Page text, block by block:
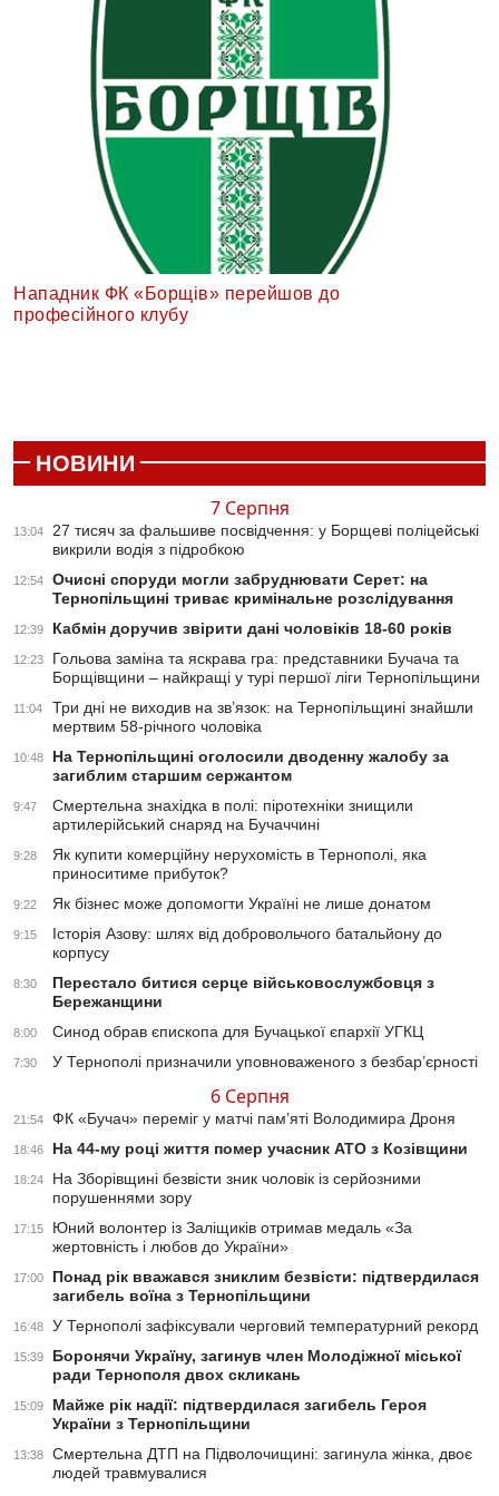
Нападник ФК «Борщів» перейшов до
професійного клубу
НОВИНИ
7 Серпня
13:04
27 тисяч за фальшиве посвідчення: у Борщеві поліцейські
викрили водія з підробкою
12:54
Очисні споруди могли забруднювати Серет: на
Тернопільщині триває кримінальне розслідування
12:39 Кабмін доручив звірити дані чоловіків 18-60 років
12:23
Гольова заміна та яскрава гра: представники Бучача та
Борщівщини – найкращі у турі першої ліги Тернопільщини
11:04
Три дні не виходив на зв’язок: на Тернопільщині знайшли
мертвим 58-річного чоловіка
10:48
На Тернопільщині оголосили дводенну жалобу за
загиблим старшим сержантом
9:47
Смертельна знахідка в полі: піротехніки знищили
артилерійський снаряд на Бучаччині
9:28
Як купити комерційну нерухомість в Тернополі, яка
приноситиме прибуток?
9:22 Як бізнес може допомогти Україні не лише донатом
9:15
Історія Азову: шлях від добровольчого батальйону до
корпусу
8:30
Перестало битися серце військовослужбовця з
Бережанщини
8:00 Синод обрав єпископа для Бучацької єпархії УГКЦ
7:30 У Тернополі призначили уповноваженого з безбар’єрності
6 Серпня
21:54 ФК «Бучач» переміг у матчі пам’яті Володимира Дроня
18:46 На 44-му році життя помер учасник АТО з Козівщини
18:24
На Зборівщині безвісти зник чоловік із серйозними
порушеннями зору
17:15
Юний волонтер із Заліщиків отримав медаль «За
жертовність і любов до України»
17:00
Понад рік вважався зниклим безвісти: підтвердилася
загибель воїна з Тернопільщини
16:48 У Тернополі зафіксували черговий температурний рекорд
15:39
Боронячи Україну, загинув член Молодіжної міської
ради Тернополя двох скликань
15:09
Майже рік надії: підтвердилася загибель Героя
України з Тернопільщини
13:38
Смертельна ДТП на Підволочищині: загинула жінка, двоє
людей травмувалися